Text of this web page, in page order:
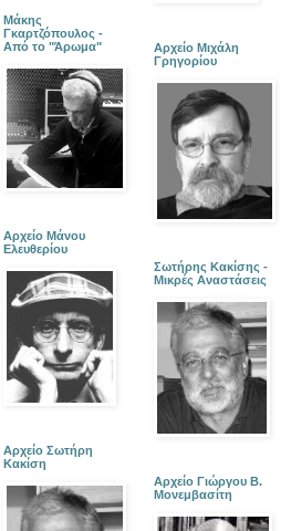
Μάκης
Γκαρτζόπουλος -
Από το "Άρωμα"
Αρχείο Μάνου
Ελευθερίου
Αρχείο Σωτήρη
Κακίση
Αρχείο Μιχάλη
Γρηγορίου
Σωτήρης Κακίσης -
Μικρές Αναστάσεις
Αρχείο Γιώργου Β.
Μονεμβασίτη